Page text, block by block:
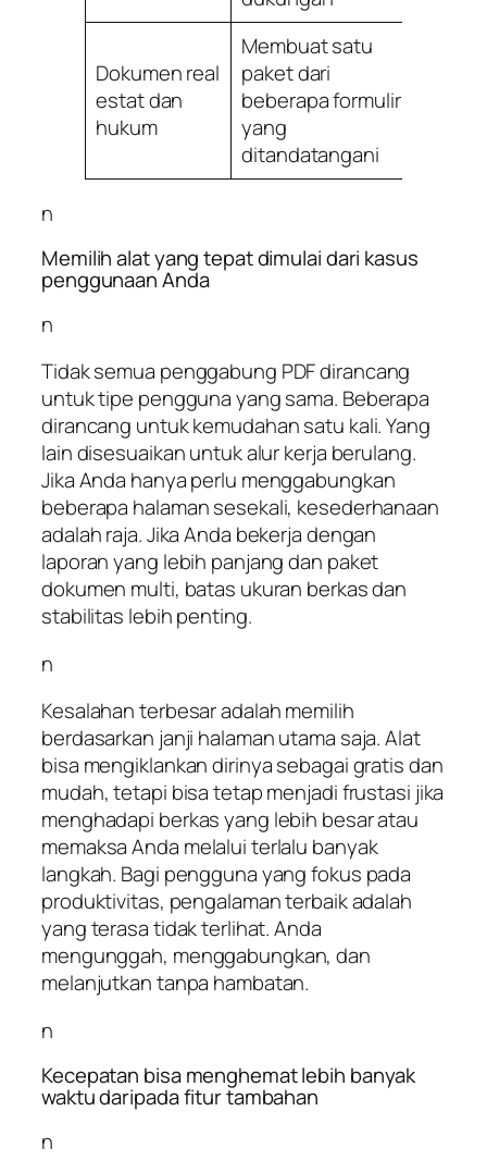
Dokumen real
estat dan
hukum
Membuat satu
paket dari
beberapa formulir
yang
ditandatangani
n
Memilih alat yang tepat dimulai dari kasus
penggunaan Anda
n
Tidak semua penggabung PDF dirancang
untuk tipe pengguna yang sama. Beberapa
dirancang untuk kemudahan satu kali. Yang
lain disesuaikan untuk alur kerja berulang.
Jika Anda hanya perlu menggabungkan
beberapa halaman sesekali, kesederhanaan
adalah raja. Jika Anda bekerja dengan
laporan yang lebih panjang dan paket
dokumen multi, batas ukuran berkas dan
stabilitas lebih penting.
n
Kesalahan terbesar adalah memilih
berdasarkan janji halaman utama saja. Alat
bisa mengiklankan dirinya sebagai gratis dan
mudah, tetapi bisa tetap menjadi frustasi jika
menghadapi berkas yang lebih besar atau
memaksa Anda melalui terlalu banyak
langkah. Bagi pengguna yang fokus pada
produktivitas, pengalaman terbaik adalah
yang terasa tidak terlihat. Anda
mengunggah, menggabungkan, dan
melanjutkan tanpa hambatan.
n
Kecepatan bisa menghemat lebih banyak
waktu daripada fitur tambahan
n